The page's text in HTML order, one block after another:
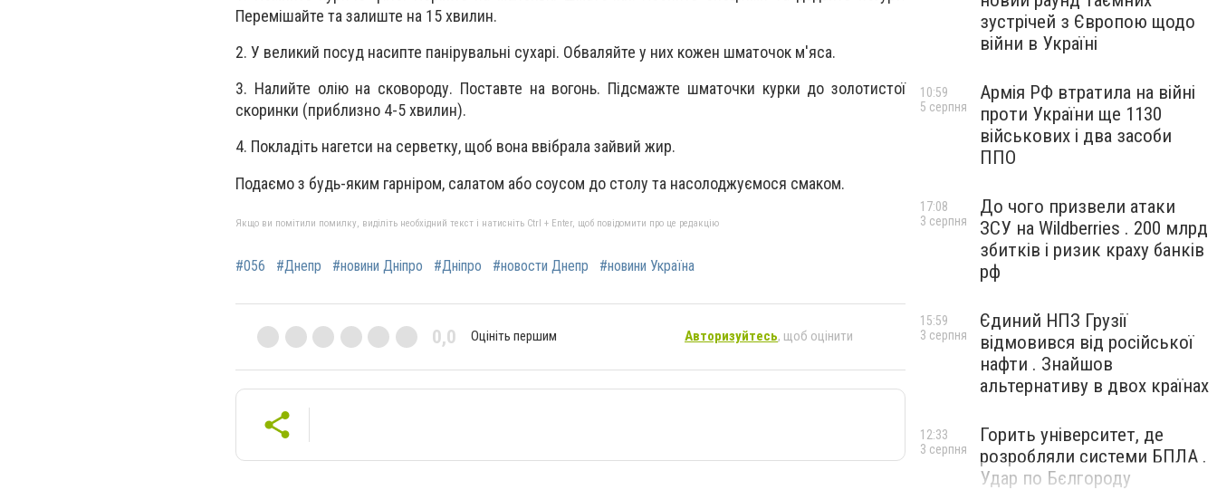
Перемішайте та залиште на 15 хвилин.
2. У великий посуд насипте панірувальні сухарі. Обваляйте у них кожен шматочок м'яса.
3. Налийте олію на сковороду. Поставте на вогонь. Підсмажте шматочки курки до золотистої
скоринки (приблизно 4-5 хвилин).
4. Покладіть нагетси на серветку, щоб вона ввібрала зайвий жир.
Подаємо з будь-яким гарніром, салатом або соусом до столу та насолоджуємося смаком.
Якщо ви помітили помилку, виділіть необхідний текст і натисніть Ctrl + Enter, щоб повідомити про це редакцію
#056 #Днепр #новини Дніпро #Дніпро #новости Днепр #новини Україна
0,0 Оцініть першим Авторизуйтесь, щоб оцінити
зустрічей з Європою щодо
війни в Україні
Армія РФ втратила на війні
проти України ще 1130
військових і два засоби
ППО
10:59
5 серпня
До чого призвели атаки
ЗСУ на Wildberries . 200 млрд
збитків і ризик краху банків
рф
17:08
3 серпня
Єдиний НПЗ Грузії
відмовився від російської
нафти . Знайшов
альтернативу в двох країнах
15:59
3 серпня
Горить університет, де
розробляли системи БПЛА .
Удар по Бєлгороду
12:33
3 серпня